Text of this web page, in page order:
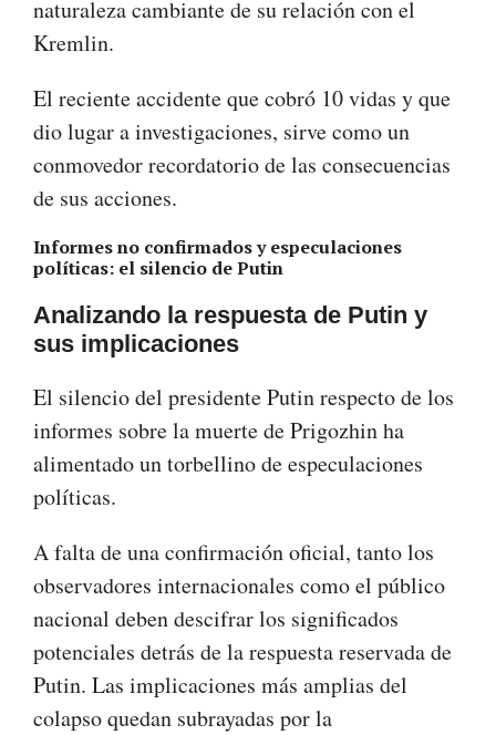
naturaleza cambiante de su relación con el
Kremlin.
El reciente accidente que cobró 10 vidas y que
dio lugar a investigaciones, sirve como un
conmovedor recordatorio de las consecuencias
de sus acciones.
Informes no confirmados y especulaciones
políticas: el silencio de Putin
Analizando la respuesta de Putin y
sus implicaciones
El silencio del presidente Putin respecto de los
informes sobre la muerte de Prigozhin ha
alimentado un torbellino de especulaciones
políticas.
A falta de una confirmación oficial, tanto los
observadores internacionales como el público
nacional deben descifrar los significados
potenciales detrás de la respuesta reservada de
Putin. Las implicaciones más amplias del
colapso quedan subrayadas por la